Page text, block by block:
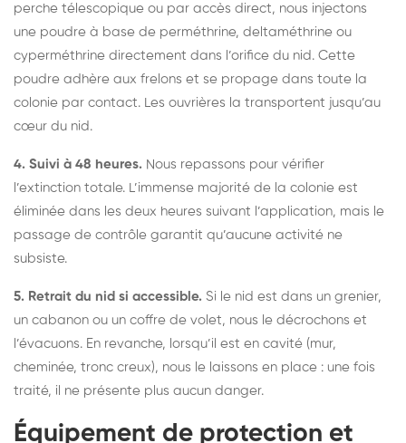
perche télescopique ou par accès direct, nous injectons
une poudre à base de perméthrine, deltaméthrine ou
cyperméthrine directement dans l’orifice du nid. Cette
poudre adhère aux frelons et se propage dans toute la
colonie par contact. Les ouvrières la transportent jusqu’au
cœur du nid.
4. Suivi à 48 heures. Nous repassons pour vérifier
l’extinction totale. L’immense majorité de la colonie est
éliminée dans les deux heures suivant l’application, mais le
passage de contrôle garantit qu’aucune activité ne
subsiste.
5. Retrait du nid si accessible. Si le nid est dans un grenier,
un cabanon ou un coffre de volet, nous le décrochons et
l’évacuons. En revanche, lorsqu’il est en cavité (mur,
cheminée, tronc creux), nous le laissons en place : une fois
traité, il ne présente plus aucun danger.
Équipement de protection et